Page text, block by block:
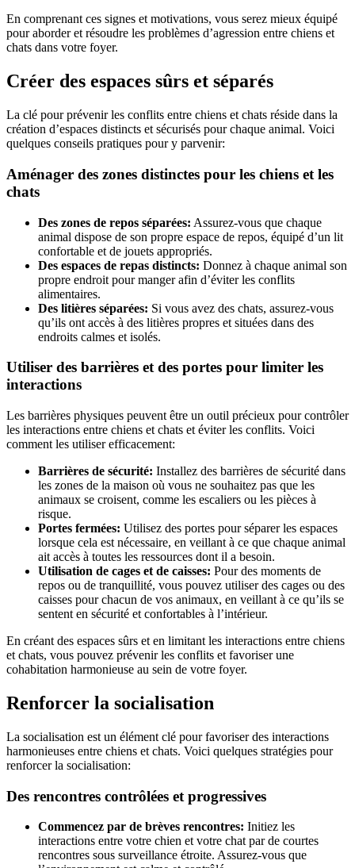
En comprenant ces signes et motivations, vous serez mieux équipé
pour aborder et résoudre les problèmes d’agression entre chiens et
chats dans votre foyer.
Créer des espaces sûrs et séparés
La clé pour prévenir les conflits entre chiens et chats réside dans la
création d’espaces distincts et sécurisés pour chaque animal. Voici
quelques conseils pratiques pour y parvenir:
Aménager des zones distinctes pour les chiens et les
chats
Des zones de repos séparées: Assurez-vous que chaque
animal dispose de son propre espace de repos, équipé d’un lit
confortable et de jouets appropriés.
Des espaces de repas distincts: Donnez à chaque animal son
propre endroit pour manger afin d’éviter les conflits
alimentaires.
Des litières séparées: Si vous avez des chats, assurez-vous
qu’ils ont accès à des litières propres et situées dans des
endroits calmes et isolés.
Utiliser des barrières et des portes pour limiter les
interactions
Les barrières physiques peuvent être un outil précieux pour contrôler
les interactions entre chiens et chats et éviter les conflits. Voici
comment les utiliser efficacement:
Barrières de sécurité: Installez des barrières de sécurité dans
les zones de la maison où vous ne souhaitez pas que les
animaux se croisent, comme les escaliers ou les pièces à
risque.
Portes fermées: Utilisez des portes pour séparer les espaces
lorsque cela est nécessaire, en veillant à ce que chaque animal
ait accès à toutes les ressources dont il a besoin.
Utilisation de cages et de caisses: Pour des moments de
repos ou de tranquillité, vous pouvez utiliser des cages ou des
caisses pour chacun de vos animaux, en veillant à ce qu’ils se
sentent en sécurité et confortables à l’intérieur.
En créant des espaces sûrs et en limitant les interactions entre chiens
et chats, vous pouvez prévenir les conflits et favoriser une
cohabitation harmonieuse au sein de votre foyer.
Renforcer la socialisation
La socialisation est un élément clé pour favoriser des interactions
harmonieuses entre chiens et chats. Voici quelques stratégies pour
renforcer la socialisation:
Des rencontres contrôlées et progressives
Commencez par de brèves rencontres: Initiez les
interactions entre votre chien et votre chat par de courtes
rencontres sous surveillance étroite. Assurez-vous que